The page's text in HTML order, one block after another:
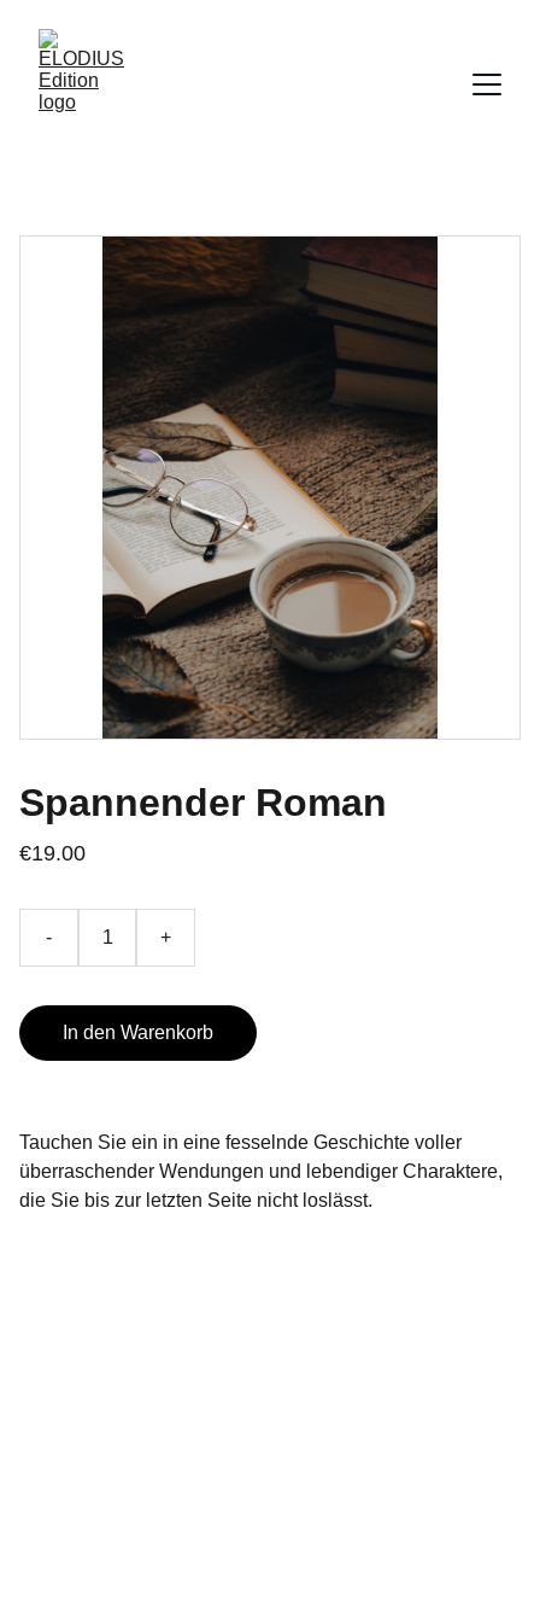
Spannender Roman
€19.00
- +
In den Warenkorb
Tauchen Sie ein in eine fesselnde Geschichte voller
überraschender Wendungen und lebendiger Charaktere,
die Sie bis zur letzten Seite nicht loslässt.